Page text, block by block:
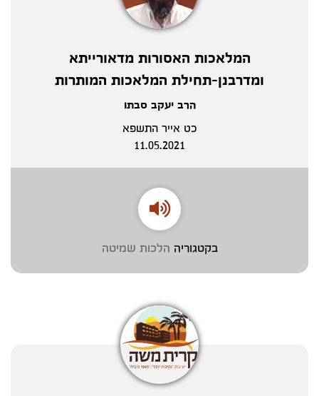
המלאכות האסורות מדאורייתא
ומדרבנן-תחילת המלאכות המותרות
הרב יעקב סבתו
כט אייר התשפא
11.05.2021
בקטגוריה הלכות שמיטה